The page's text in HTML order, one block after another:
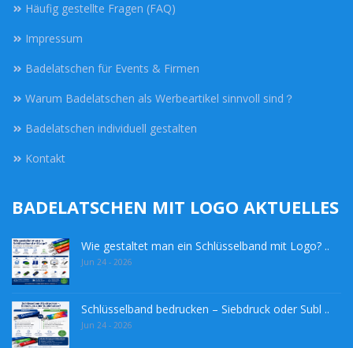
Häufig gestellte Fragen (FAQ)
Impressum
Badelatschen für Events & Firmen
Warum Badelatschen als Werbeartikel sinnvoll sind？
Badelatschen individuell gestalten
Kontakt
BADELATSCHEN MIT LOGO AKTUELLES
Wie gestaltet man ein Schlüsselband mit Logo? ..
Jun 24 - 2026
Schlüsselband bedrucken – Siebdruck oder Subl ..
Jun 24 - 2026